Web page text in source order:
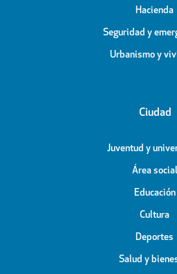
Hacienda
Seguridad y
Urbanismo y
Ciudad
Juventud y
Área social
Educación
Cultura
Deportes
Salud y